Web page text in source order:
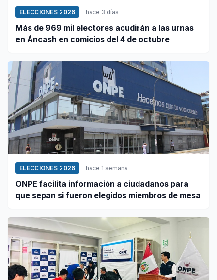
ELECCIONES 2026 hace 3 días
Más de 969 mil electores acudirán a las urnas
en Áncash en comicios del 4 de octubre
ELECCIONES 2026 hace 1 semana
ONPE facilita información a ciudadanos para
que sepan si fueron elegidos miembros de mesa